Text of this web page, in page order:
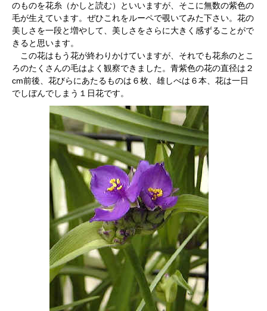
のものを花糸（かしと読む）といいますが、そこに無数の紫色の
毛が生えています。ぜひこれをルーペで覗いてみた下さい。花の
美しさを一段と増やして、美しさをさらに大きく感ずることがで
きると思います。
この花はもう花が終わりかけていますが、それでも花糸のとこ
ろのたくさんの毛はよく観察できました。青紫色の花の直径は２
cm前後、花びらにあたるものは６枚、雄しべは６本、花は一日
でしぼんでしまう１日花です。